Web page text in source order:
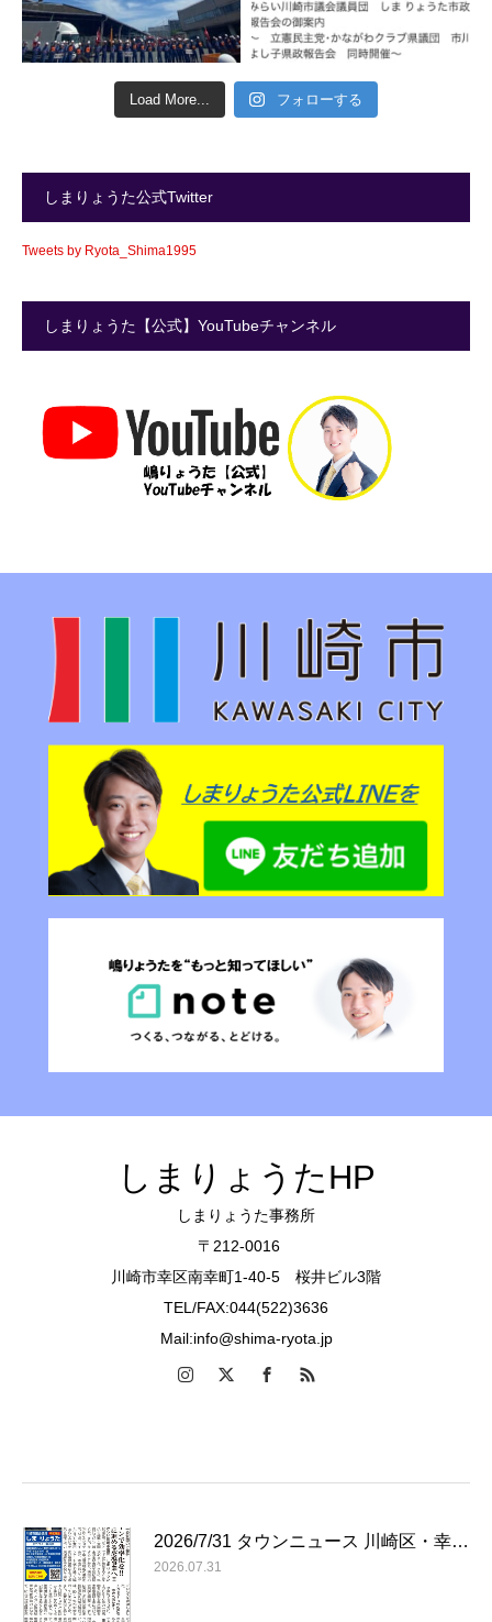
Load More... フォローする
しまりょうた公式Twitter
Tweets by Ryota_Shima1995
しまりょうた【公式】YouTubeチャンネル
しまりょうたHP
しまりょうた事務所
〒212-0016
川崎市幸区南幸町1-40-5 桜井ビル3階
TEL/FAX:044(522)3636
Mail:info@shima-ryota.jp
2026/7/31 タウンニュース 川崎区・幸…
2026.07.31